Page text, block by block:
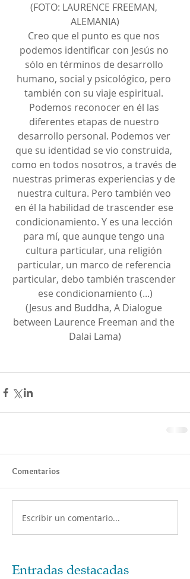
(FOTO: LAURENCE FREEMAN,
ALEMANIA)
Creo que el punto es que nos
podemos identificar con Jesús no
sólo en términos de desarrollo
humano, social y psicológico, pero
también con su viaje espiritual.
Podemos reconocer en él las
diferentes etapas de nuestro
desarrollo personal. Podemos ver
que su identidad se vio construida,
como en todos nosotros, a través de
nuestras primeras experiencias y de
nuestra cultura. Pero también veo
en él la habilidad de trascender ese
condicionamiento. Y es una lección
para mí, que aunque tengo una
cultura particular, una religión
particular, un marco de referencia
particular, debo también trascender
ese condicionamiento (...)
(Jesus and Buddha, A Dialogue
between Laurence Freeman and the
Dalai Lama)
Comentarios
Escribir un comentario...
Entradas destacadas